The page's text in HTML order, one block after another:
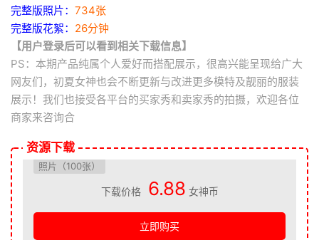
完整版照片： 734张
完整版花絮： 26分钟
【用户登录后可以看到相关下载信息】
PS：本期产品纯属个人爱好而搭配展示，很高兴能呈现给广大
网友们，初夏女神也会不断更新与改进更多模特及靓丽的服装
展示！我们也接受各平台的买家秀和卖家秀的拍摄，欢迎各位
商家来咨询合
资源下载
照片（100张）
下载价格 6.88 女神币
立即购买